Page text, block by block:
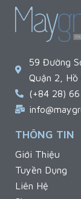
59 Đường
Quận 2, Hồ
(+84 28)
THÔNG TIN
Giới Thiệu
Tuyền Dụng
Liên Hệ